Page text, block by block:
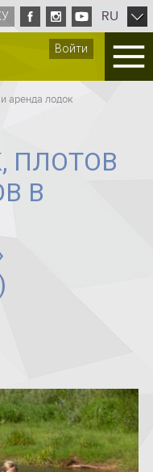
Войти
RU
аренда лодок
ПЛОТОВ
В